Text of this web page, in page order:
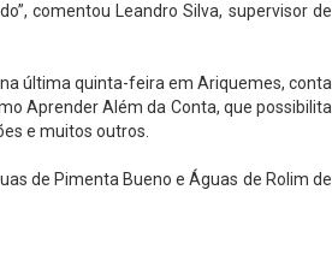
comentou Leandro Silva, supervisor de
última quinta-feira em Ariquemes, conta
Aprender Além da Conta, que possibilita
e muitos outros.
de Pimenta Bueno e Águas de Rolim de